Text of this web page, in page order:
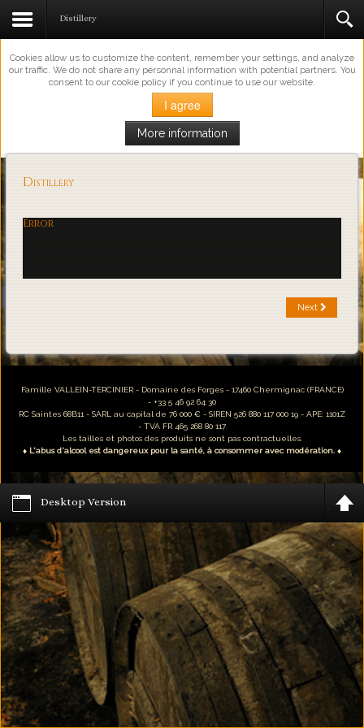
Cookies allow us to customize the content, remember your settings, and analyze
our traffic. We do not share any personnal information with potential partners. You
consent to our cookie policy if you continue to use our website.
I agree
More information
Loading...
Distillery
Distillery
Error
Next
Famille VALLEIN-TERCINIER - Domaine des Forges - 17460 Chermignac (FRANCE)
- +33 5 46 92 64 30
RC Saintes 68B11 - SARL au capital de 76 000 € - SIREN 526 880 117 000 19 - APE: 1101Z
- TVA FR 465 268 80 117
Les tailles et photos des produits ne sont pas contractuelles.
♦ L'abus d'alcool est dangereux pour la santé, à consommer avec modération. ♦
Desktop Version